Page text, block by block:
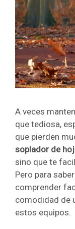
A veces
que tediosa,
que pierden
soplador de
sino que te
Pero para
comprender
comodidad de
estos equipos.